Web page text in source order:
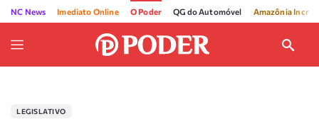
NC News Imediato Online O Poder QG do Automóvel Amazônia
LEGISLATIVO